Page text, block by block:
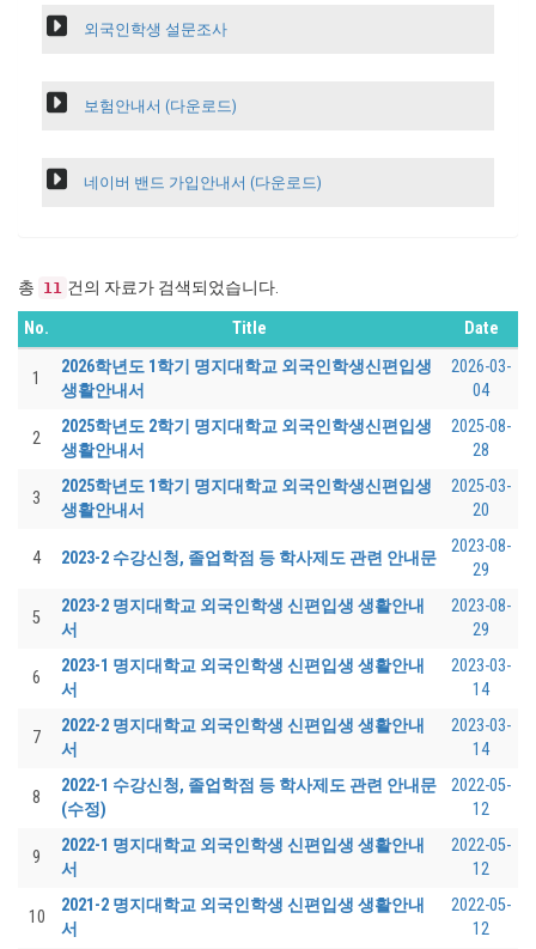
외국인학생 설문조사
보험안내서 (다운로드)
네이버 밴드 가입안내서 (다운로드)
총 11 건의 자료가 검색되었습니다.
No. Title Date
1
2026학년도 1학기 명지대학교 외국인학생신편입생
생활안내서
2026-03-
04
2
2025학년도 2학기 명지대학교 외국인학생신편입생
생활안내서
2025-08-
28
3
2025학년도 1학기 명지대학교 외국인학생신편입생
생활안내서
2025-03-
20
4 2023-2 수강신청, 졸업학점 등 학사제도 관련 안내문
2023-08-
29
5
2023-2 명지대학교 외국인학생 신편입생 생활안내
서
2023-08-
29
6
2023-1 명지대학교 외국인학생 신편입생 생활안내
서
2023-03-
14
7
2022-2 명지대학교 외국인학생 신편입생 생활안내
서
2023-03-
14
8
2022-1 수강신청, 졸업학점 등 학사제도 관련 안내문
(수정)
2022-05-
12
9
2022-1 명지대학교 외국인학생 신편입생 생활안내
서
2022-05-
12
10
2021-2 명지대학교 외국인학생 신편입생 생활안내
서
2022-05-
12